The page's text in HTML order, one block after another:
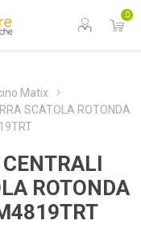
0
Matix
SCATOLA ROTONDA
ROTONDA